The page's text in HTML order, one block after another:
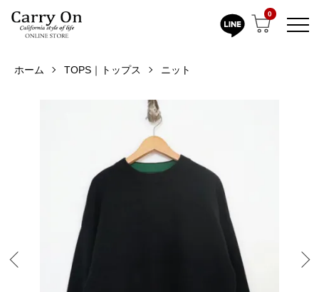
0
ホーム TOPS｜トップス ニット